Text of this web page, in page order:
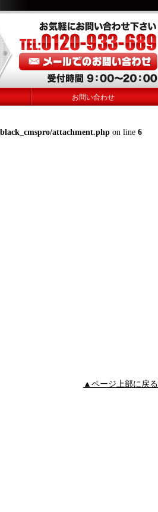
お問い合わせ
attachment.php on line 6
▲ページ上部に戻る